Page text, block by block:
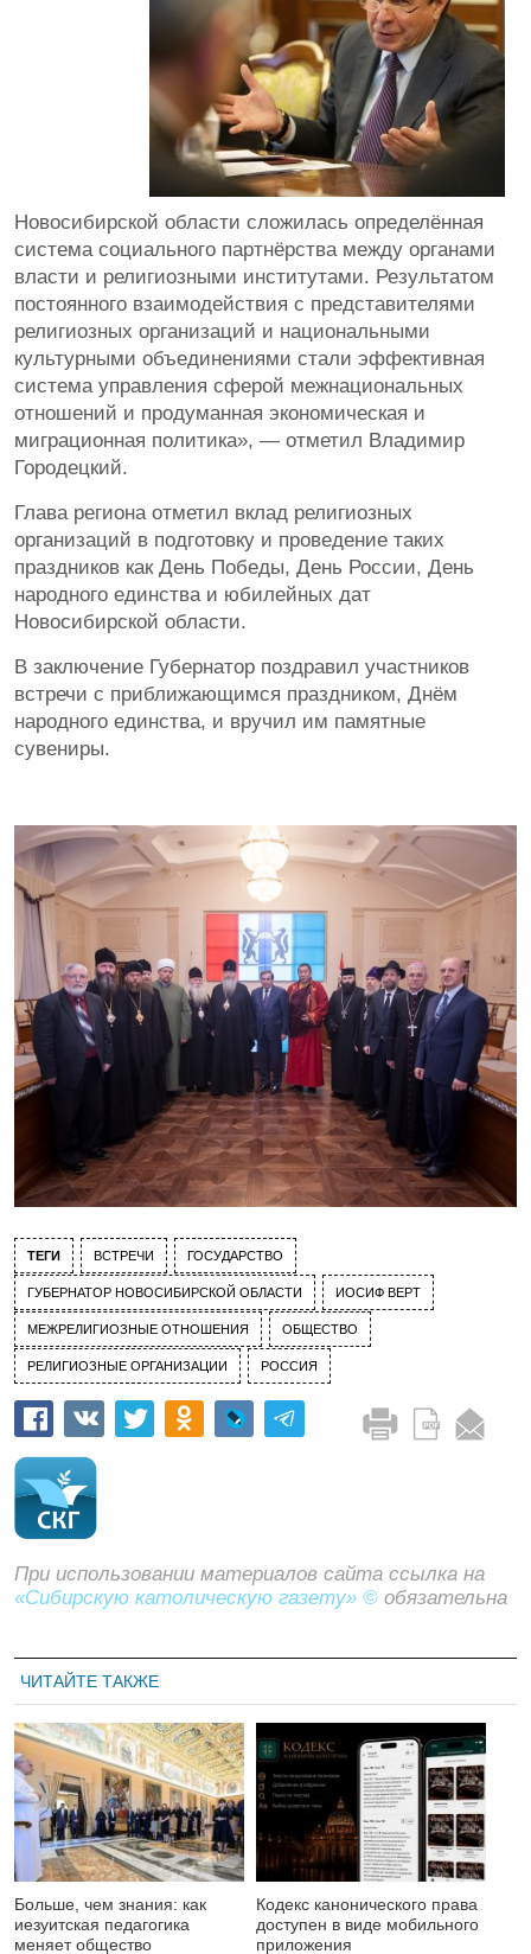
Новосибирской области сложилась определённая
система социального партнёрства между органами
власти и религиозными институтами. Результатом
постоянного взаимодействия с представителями
религиозных организаций и национальными
культурными объединениями стали эффективная
система управления сферой межнациональных
отношений и продуманная экономическая и
миграционная политика», — отметил Владимир
Городецкий.
Глава региона отметил вклад религиозных
организаций в подготовку и проведение таких
праздников как День Победы, День России, День
народного единства и юбилейных дат
Новосибирской области.
В заключение Губернатор поздравил участников
встречи с приближающимся праздником, Днём
народного единства, и вручил им памятные
сувениры.
ТЕГИ ВСТРЕЧИ ГОСУДАРСТВО
ГУБЕРНАТОР НОВОСИБИРСКОЙ ОБЛАСТИ ИОСИФ ВЕРТ
МЕЖРЕЛИГИОЗНЫЕ ОТНОШЕНИЯ ОБЩЕСТВО
РЕЛИГИОЗНЫЕ ОРГАНИЗАЦИИ РОССИЯ
При использовании материалов сайта ссылка на
«Сибирскую католическую газету» © обязательна
ЧИТАЙТЕ ТАКЖЕ
Больше, чем знания: как
иезуитская педагогика
меняет общество
Кодекс канонического права
доступен в виде мобильного
приложения